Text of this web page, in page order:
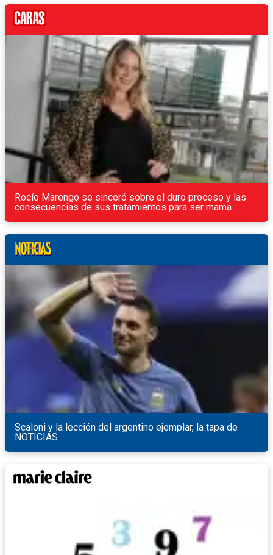
Rocío Marengo se sinceró sobre el duro proceso y las
consecuencias de sus tratamientos para ser mamá
Scaloni y la lección del argentino ejemplar, la tapa de
NOTICIAS